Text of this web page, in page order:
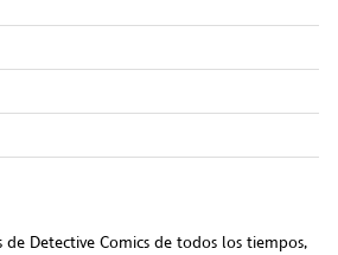
Detective Comics de todos los tiempos,